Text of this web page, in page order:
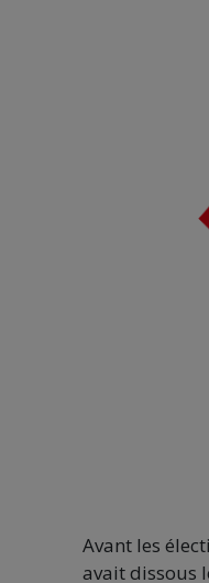
Avant les
avait dissous